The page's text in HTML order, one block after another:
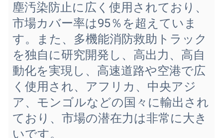
塵汚染防止に広く使用されており、
市場カバー率は95％を超えていま
す。また、多機能消防救助トラック
を独自に研究開発し、高出力、高自
動化を実現し、高速道路や空港で広
く使用され、アフリカ、中央アジ
ア、モンゴルなどの国々に輸出され
ており、市場の潜在力は非常に大き
いです。